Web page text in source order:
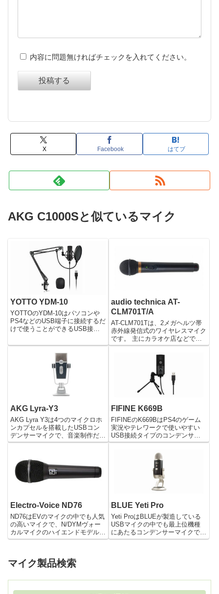
内容に問題無ければチェックを入れてください。
投稿する
X Facebook はてブ
AKG C1000Sと似ているマイク
YOTTO YDM-10
YOTTOのYDM-10はパソコンや
PS4などのUSB端子に接続するだ
けで使うことができるUSB接続
す。ゲーム実況やYouTube配信、
Skype通話、テレワークなど様々
な用途に使えます。また付属品も
たくさん付いてくるため、購入後
すぐに使うことができます。
audio technica AT-
CLM701T/A
AT-CLM701Tは、2メガヘルツ帯
赤外線発信式のワイヤレスマイク
です。 主にカラオケ店などで使
われていることが多く、マイク本
体内には使用状況に応じて赤外線
の出力を切り替えることが出来る
スイッチがついています。 この
スイッチの切り替えによ...
AKG Lyra-Y3
AKG Lyra Y3は4つのマイクロホ
ンカプセルを搭載したUSBコン
デンサーマイクで、音楽制作だけ
でなくWeb会議やzoomにも使え
す。使い方は簡単で、PCなどに
搭載されているUSB端子に繋ぐ
だけで、手軽に音声入力をするこ
とができます。ミュートボタンや
様々な用途に活用できます。
FIFINE K669B
FIFINEのK669BはPS4のゲーム
実況やテレワークで使いやすい
USB接続タイプのコンデンサー
マイクです。USB端子に繋ぐだ
けで簡単に音声入力することがで
きます。また本体に音量の調整つ
まみがついているので、音量を変
える時にわざわざパソコンなどの
画面を付ける必要がないので便利
Electro-Voice ND76
ND76はEVのマイクの中でも人気
の高いマイクで、N/DYMヴォー
カルマイクのハイエンドモデルで
す。 パワフルでクリアなサウン
カーからのハウリングや「かぶ
BLUE Yeti Pro
Yeti ProはBLUEが製造している
USBマイクの中でも最上位機種
にあたるコンデンサーマイクで
す。USBだけでなくXLR出力端子
デンサーマイクと言えます。
マイク製品検索